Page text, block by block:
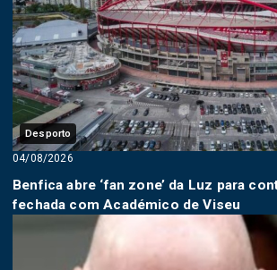
Desporto
04/08/2026
Benfica abre ‘fan zone’ da Luz para
fechada com Académico de Viseu